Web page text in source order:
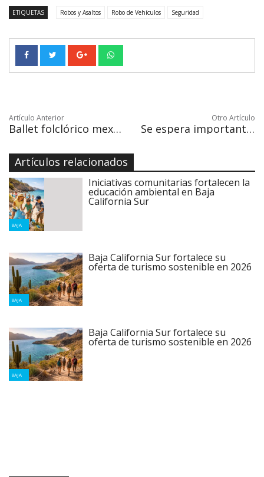
ETIQUETAS Robos y Asaltos Robo de Vehículos Seguridad
Artículo Anterior
Ballet folclórico mexicano celebra la Navidad en el Castillo de Chapultepec
Otro Artículo
Se espera importante crecimiento en el sector hotelero para el 2018
Artículos relacionados
BAJA
Iniciativas comunitarias fortalecen la
educación ambiental en Baja
California Sur
BAJA
Baja California Sur fortalece su
oferta de turismo sostenible en 2026
BAJA
Baja California Sur fortalece su
oferta de turismo sostenible en 2026